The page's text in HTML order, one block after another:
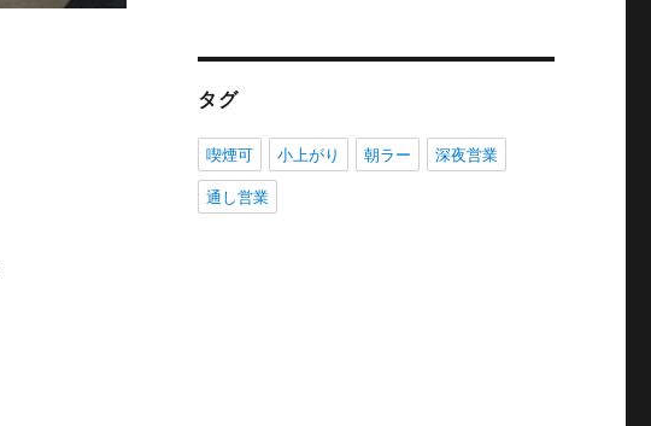
タグ
喫煙可 小上がり 朝ラー 深夜営業
通し営業